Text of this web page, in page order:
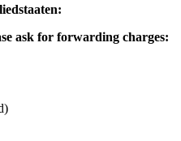
ask for forwarding charges: